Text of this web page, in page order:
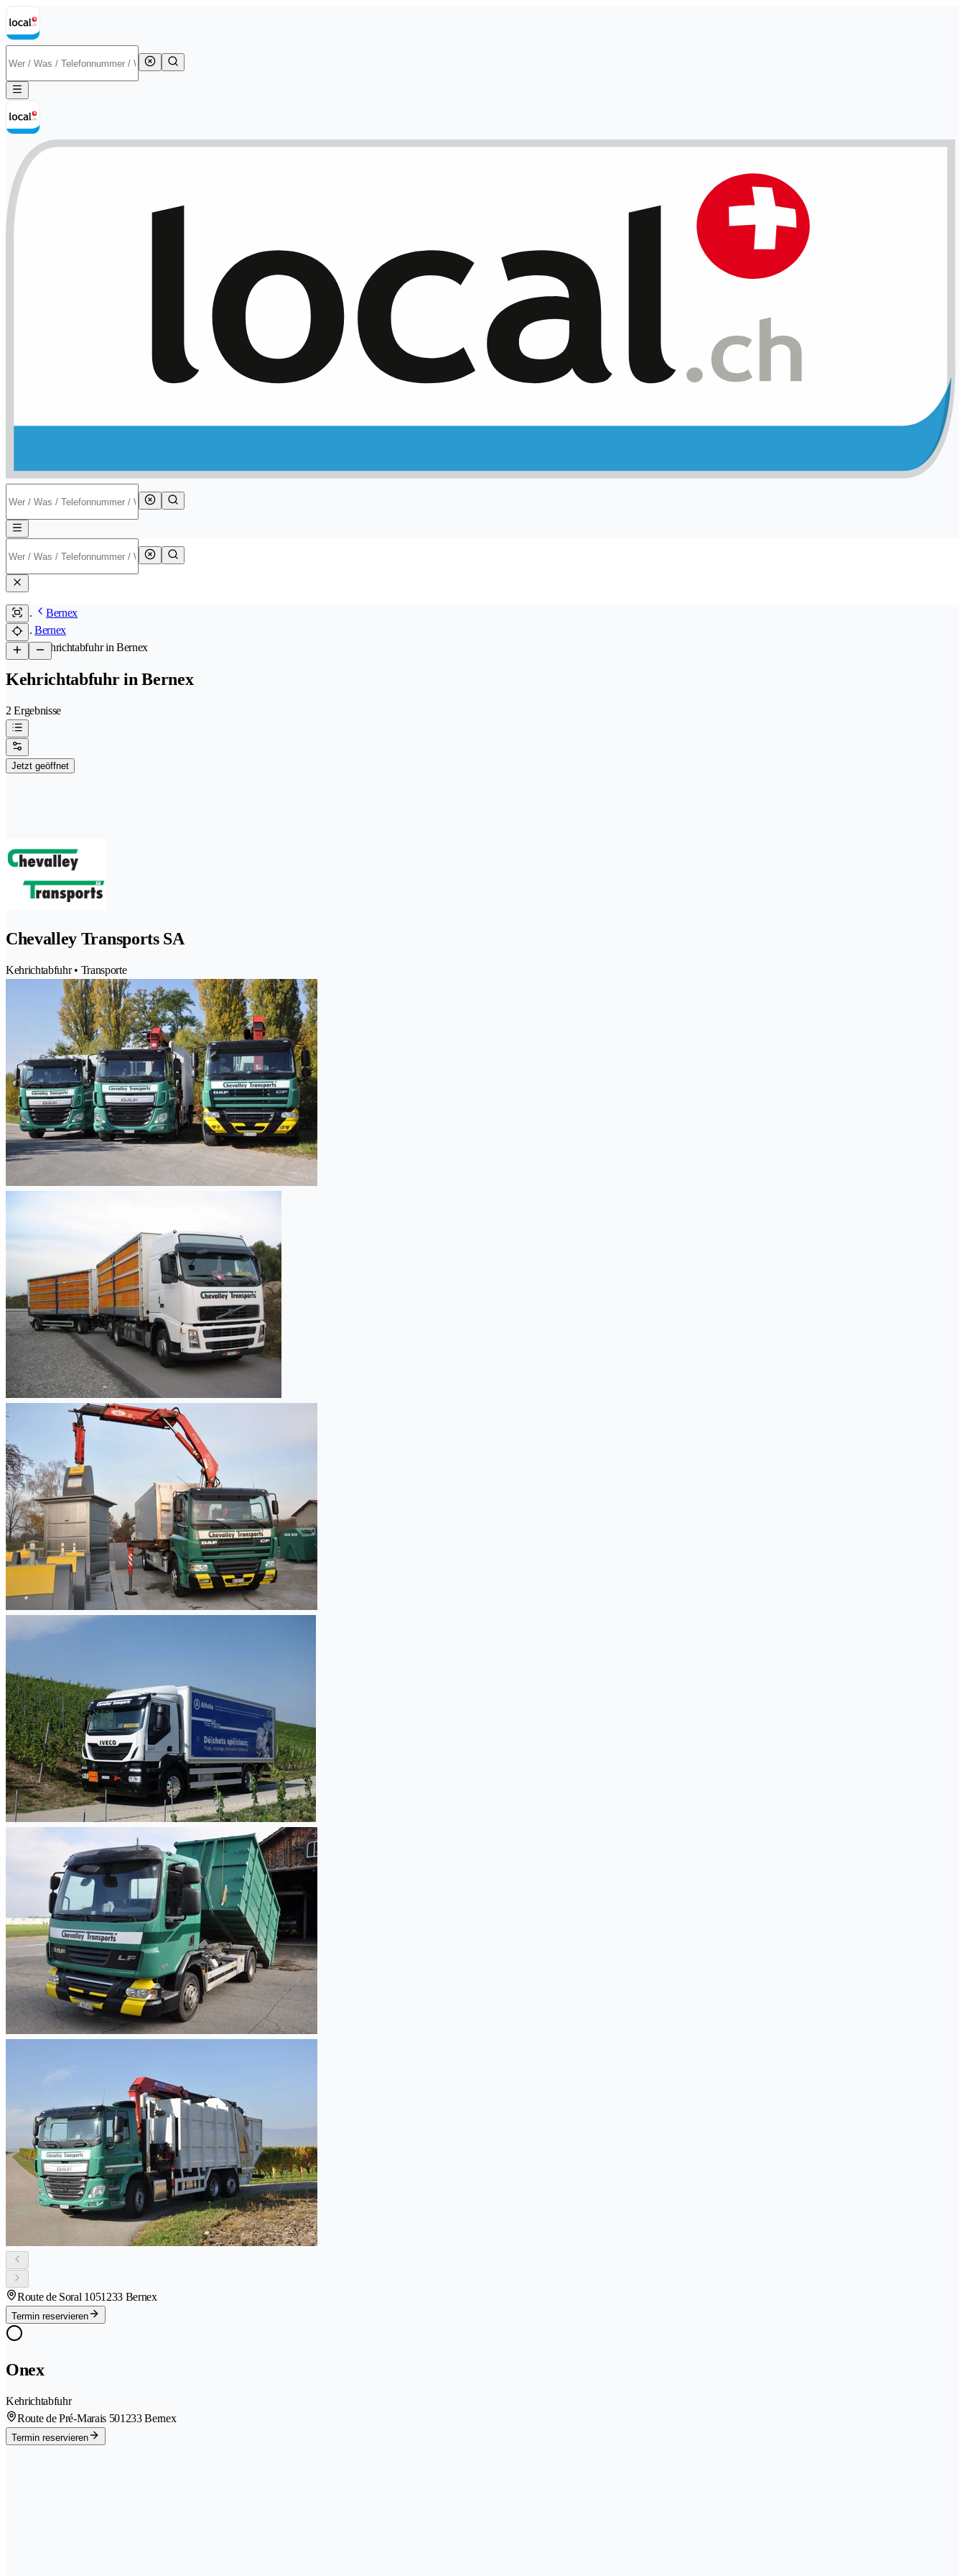
Bernex
Bernex
/Kehrichtabfuhr in Bernex
Kehrichtabfuhr in Bernex
2 Ergebnisse
Jetzt geöffnet
Chevalley Transports SA
Kehrichtabfuhr • Transporte
Route de Soral 1051233 Bernex
Termin reservieren
Onex
Kehrichtabfuhr
Route de Pré-Marais 501233 Bernex
Termin reservieren